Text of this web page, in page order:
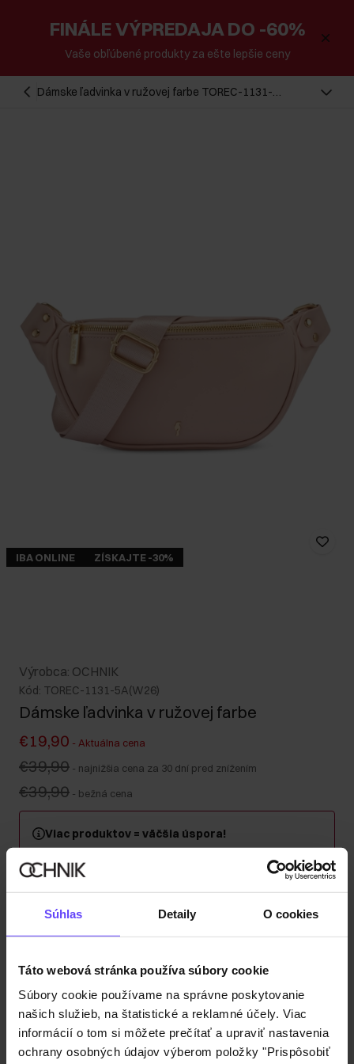
Súhlas Detaily O cookies
Táto webová stránka používa súbory cookie
Súbory cookie používame na správne poskytovanie
našich služieb, na štatistické a reklamné účely. Viac
informácií o tom si môžete prečítať a upraviť nastavenia
ochrany osobných údajov výberom položky "Prispôsobiť
FINÁLE VÝPREDAJA DO -60%
Vaše obľúbené produkty za ešte lepšie ceny
Dámske ľadvinka v ružovej farbe TOREC-1131-
IBA ONLINE ZÍSKAJTE -30%
Výrobca: OCHNIK
Kód: TOREC-1131-5A(W26)
Dámske ľadvinka v ružovej farbe
€19,90 - Aktuálna cena
€39,90 - najnižšia cena za 30 dní pred znížením
€39,90 - bežná cena
Viac produktov = väčšia úspora!
Kúpte si minimálne 2 kusy z kategórie kabeliek, kufrov
alebo cestovných kozmetických taštičiek a získajte 30
% zľavu na druhý a každý ďalší kus! Kombinujte
ľubovoľne – zľava sa automaticky započítava v košíku.
Popis produktu
Detaily